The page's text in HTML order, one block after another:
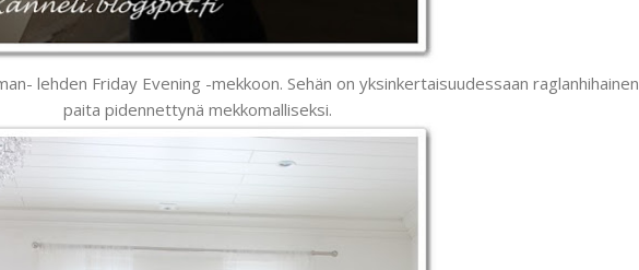
lehden Friday Evening -mekkoon. Sehän on yksinkertaisuudessaan raglanhihainen
paita pidennettynä mekkomalliseksi.